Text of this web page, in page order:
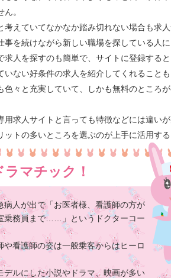
。
考えていてなかなか踏み切れない場合も求
を続けながら新しい職場を探している人に
求人を探すのも簡単で、サイトに登録する
いない好条件の求人を紹介してくれることも
色々と充実していて、しかも無料のところ
用求人サイトと言っても特徴などには違い
トの多いところを選ぶのが上手に活用する
マチック！
人が出で「お医者様、看護師の方が
乗務員まで……」というドクターコー
看護師の姿は一般乗客からはヒーロ
ルにした小説やドラマ、映画が多い